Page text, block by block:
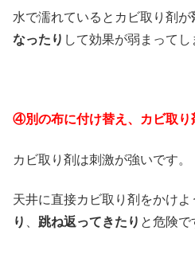
水で濡れているとカビ取り剤が
なったり して効果が弱まってし
④別の布に付け替え、カビ取り
カビ取り剤は刺激が強いです。
天井に直接カビ取り剤をかけよ
り
跳ね返ってきたり と危険で